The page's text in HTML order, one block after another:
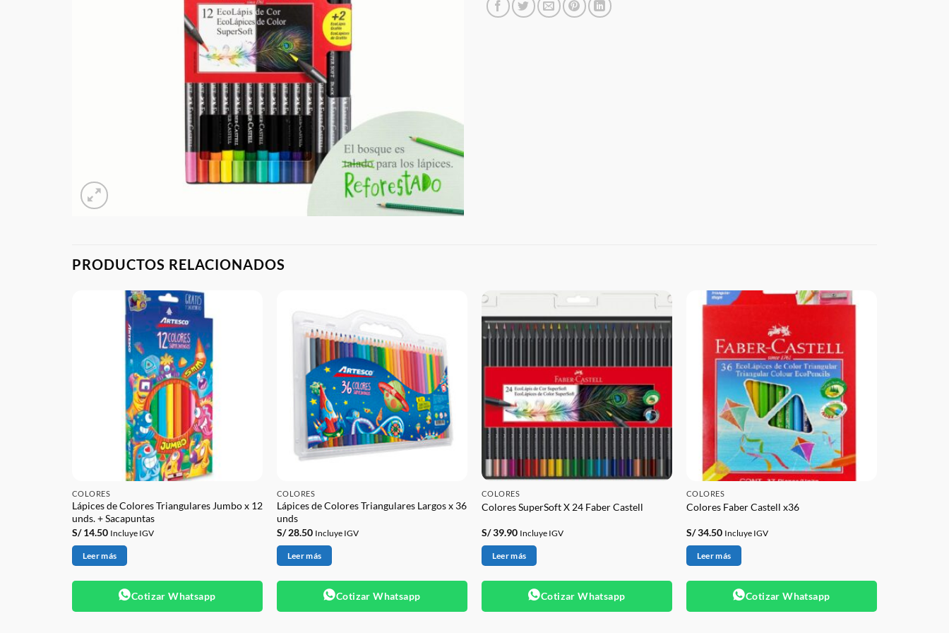
PRODUCTOS RELACIONADOS
COLORES
Lápices de Colores Triangulares Jumbo x 12
unds. + Sacapuntas
S/14.50 Incluye IGV
Leer más
Cotizar Whatsapp
COLORES
Lápices de Colores Triangulares Largos x 36
unds
S/28.50 Incluye IGV
Leer más
Cotizar Whatsapp
COLORES
Colores SuperSoft X 24 Faber Castell
S/39.90 Incluye IGV
Leer más
Cotizar Whatsapp
COLORES
Colores Faber Castell x36
S/34.50 Incluye IGV
Leer más
Cotizar Whatsapp